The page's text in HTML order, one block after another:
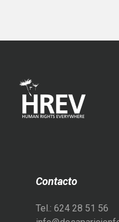
Contacto
Tel.: 624 28 51 56